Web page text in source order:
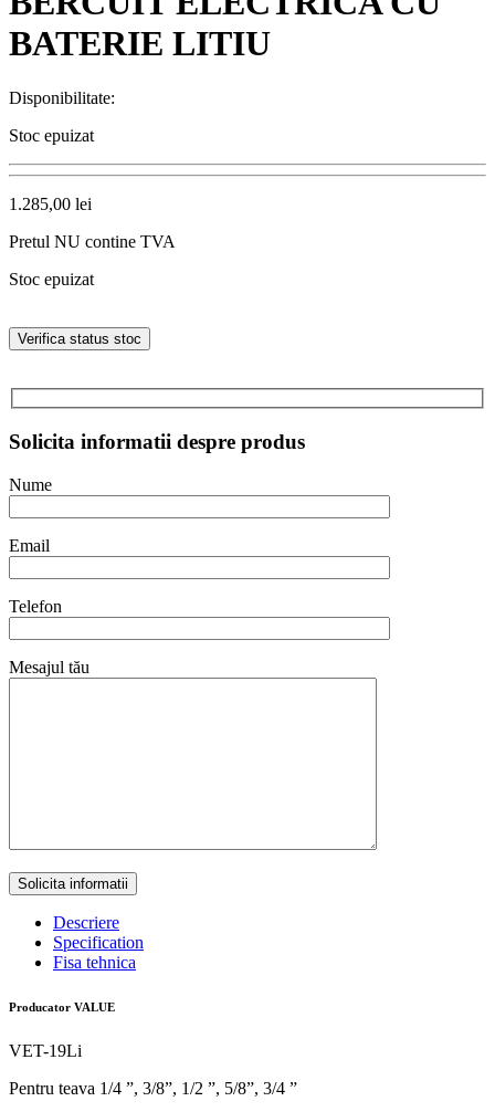
BATERIE LITIU
Disponibilitate:
Stoc epuizat
1.285,00 lei
Pretul NU contine TVA
Stoc epuizat
Verifica status stoc
Solicita informatii despre produs
Nume
Email
Telefon
Mesajul tău
Descriere
Specification
Fisa tehnica
Producator VALUE
VET-19Li
Pentru teava 1/4 ”, 3/8”, 1/2 ”, 5/8”, 3/4 ”